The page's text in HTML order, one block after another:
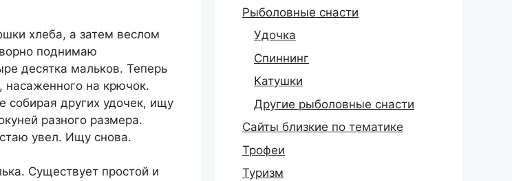
хлеба, а затем веслом
поднимаю
десятка мальков. Теперь
насаженного на крючок.
собирая других удочек, ищу
разного размера.
увел. Ищу снова.
Существует простой и
Рыболовные снасти
Удочка
Спиннинг
Катушки
Другие рыболовные снасти
Сайты близкие по тематике
Трофеи
Туризм